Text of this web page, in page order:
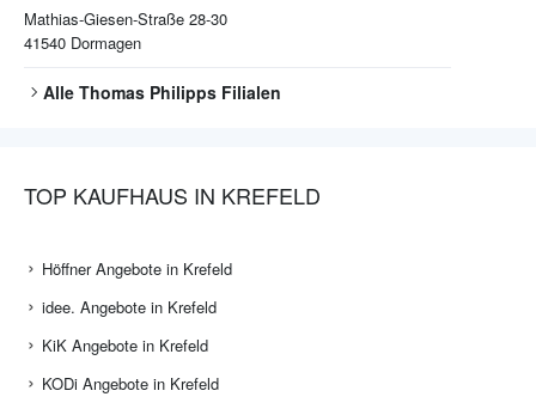
Mathias-Giesen-Straße 28-30
41540 Dormagen
Alle Thomas Philipps Filialen
TOP KAUFHAUS IN KREFELD
Höffner Angebote in Krefeld
idee. Angebote in Krefeld
KiK Angebote in Krefeld
KODi Angebote in Krefeld